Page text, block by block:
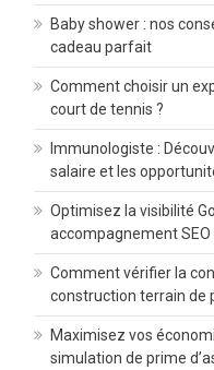
Baby shower : nos
cadeau parfait
Comment choisir un
court de tennis ?
Immunologiste :
salaire et les
Optimisez la visibilité
accompagnement
Comment vérifier la
construction terrain de
Maximisez vos
simulation de prime